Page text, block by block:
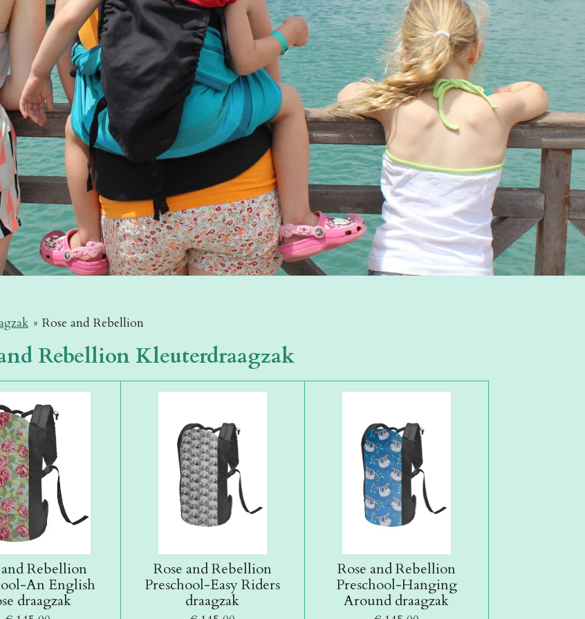
» Rose and Rebellion
Rebellion Kleuterdraagzak
and Rebellion
An English
draagzak
Rose and Rebellion
Preschool-Easy Riders
draagzak
Rose and Rebellion
Preschool-Hanging
Around draagzak